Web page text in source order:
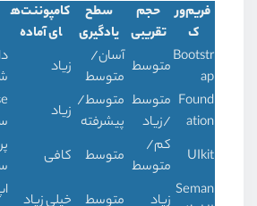
فریم‌ور
ک
حجم
تقریبی
سطح
یادگیری
کامپوننت‌ه
ای آماده
Bootstr
ap
متوسط آسان/
متوسط
زیاد
Found
ation
متوسط
/زیاد
متوسط/
پیشرفته زیاد
UIkit
کم/
متوسط متوسط کافی
Seman زیاد متوسط خیلی زیاد